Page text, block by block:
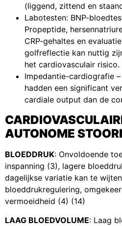
(liggend, zittend en
Labotesten: BNP-
Propeptide,
CRP-gehaltes en
golfreflectie kan nuttig
het cardiovasculair risico.
Impedantie-cardiografie
hadden een significant
cardiale output dan de
AUTONOME
BLOEDDRUK: Onvoldoende
inspanning (3), lagere
dagelijkse variatie kan te
bloeddrukregulering,
vermoeidheid (4) (14)
LAAG BLOEDVOLUME: Laag